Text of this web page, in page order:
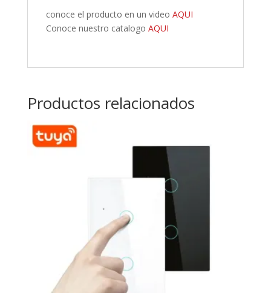
conoce el producto en un video AQUI
Conoce nuestro catalogo AQUI
Productos relacionados